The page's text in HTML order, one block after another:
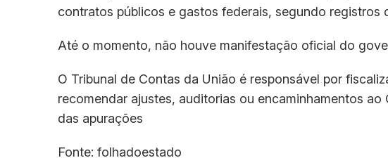
contratos públicos e gastos federais, segundo registros
Até o momento, não houve manifestação oficial do
O Tribunal de Contas da União é responsável por
recomendar ajustes, auditorias ou encaminhamentos
das apurações
Fonte: folhadoestado